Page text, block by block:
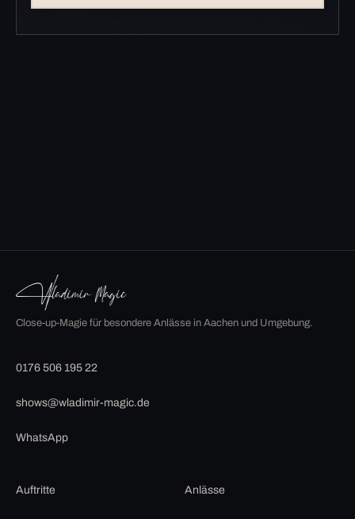
Close-up-Magie für besondere Anlässe in Aachen und Umgebung.
0176 506 195 22
shows@wladimir-magic.de
WhatsApp
Auftritte Anlässe